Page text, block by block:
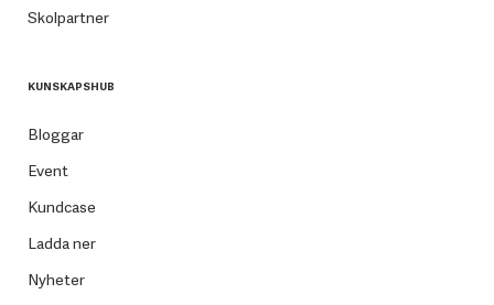
Skolpartner
KUNSKAPSHUB
Bloggar
Event
Kundcase
Ladda ner
Nyheter